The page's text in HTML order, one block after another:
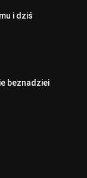
i dziś
beznadziei